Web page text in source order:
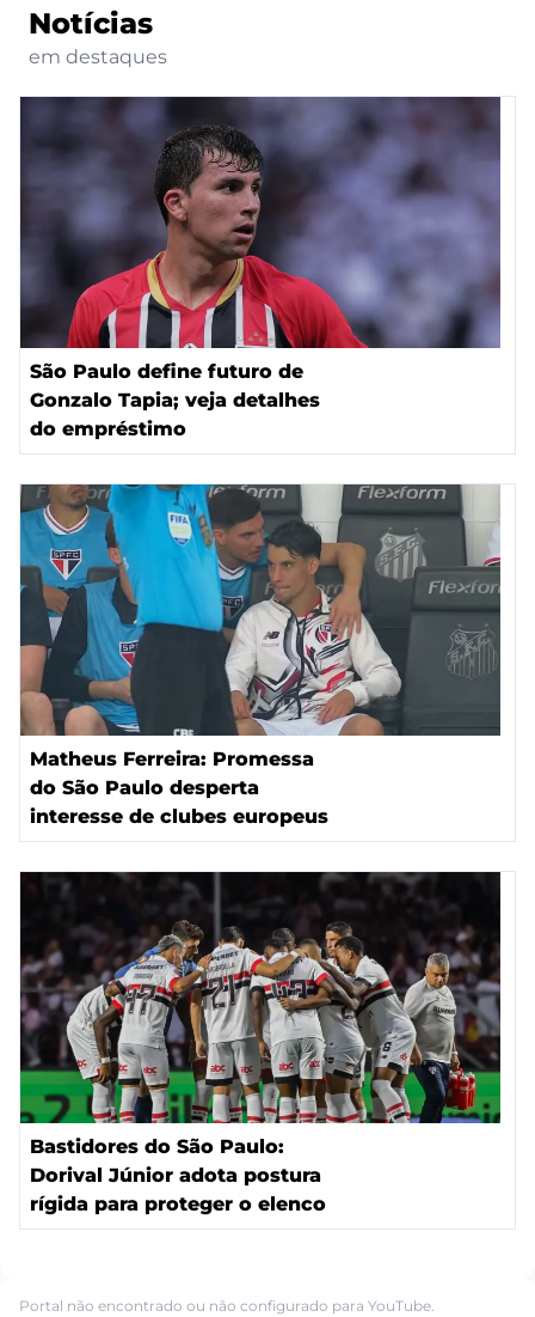
Notícias
em destaques
São Paulo define futuro de
Gonzalo Tapia; veja detalhes
do empréstimo
Matheus Ferreira: Promessa
do São Paulo desperta
interesse de clubes europeus
Bastidores do São Paulo:
Dorival Júnior adota postura
rígida para proteger o elenco
Portal não encontrado ou não configurado para YouTube.